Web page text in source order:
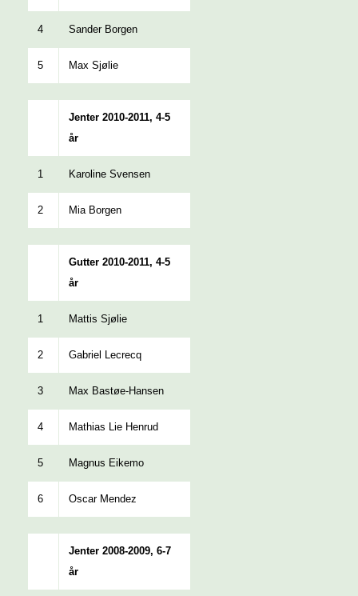
4 Sander Borgen
5 Max Sjølie
Jenter 2010-2011, 4-5
år
1 Karoline Svensen
2 Mia Borgen
Gutter 2010-2011, 4-5
år
1 Mattis Sjølie
2 Gabriel Lecrecq
3 Max Bastøe-Hansen
4 Mathias Lie Henrud
5 Magnus Eikemo
6 Oscar Mendez
Jenter 2008-2009, 6-7
år